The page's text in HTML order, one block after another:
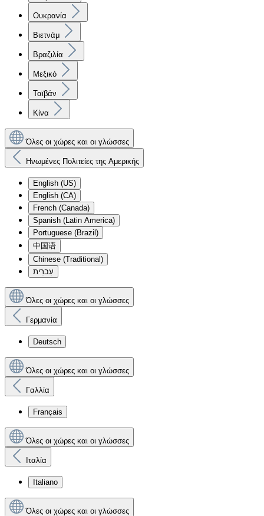
Ουκρανία
Βιετνάμ
Βραζιλία
Μεξικό
Ταϊβάν
Κίνα
Όλες οι χώρες και οι γλώσσες
Ηνωμένες Πολιτείες της Αμερικής
English (US)
English (CA)
French (Canada)
Spanish (Latin America)
Portuguese (Brazil)
中国语
Chinese (Traditional)
עִברִית
Όλες οι χώρες και οι γλώσσες
Γερμανία
Deutsch
Όλες οι χώρες και οι γλώσσες
Γαλλία
Français
Όλες οι χώρες και οι γλώσσες
Ιταλία
Italiano
Όλες οι χώρες και οι γλώσσες